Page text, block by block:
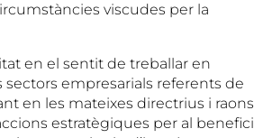
viscudes per la
en el sentit de treballar en
empresarials referents de
en les mateixes directrius i raons
estratègiques per al benefici